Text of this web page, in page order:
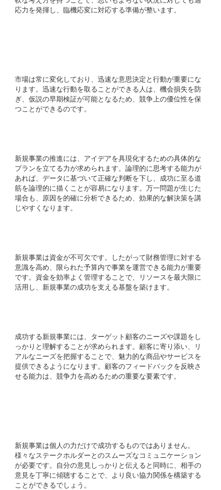
応力を発揮し、臨機応変に対応する準備が整います。
市場は常に変化しており、迅速な意思決定と行動が重要にな
ります。迅速な行動を取ることができる人は、機会損失を防
ぎ、仮説の早期検証が可能となるため、競争上の優位性を保
つことができるのです。
新規事業の推進には、アイデアを具現化するための具体的な
プランを立てる力が求められます。論理的に思考する能力が
あれば、データに基づいて正確な判断を下し、成功に至る道
筋を論理的に描くことが容易になります。万一問題が生じた
場合も、原因を的確に分析できるため、効果的な解決策を講
じやすくなります。
新規事業は資金が不可欠です。したがって財務管理に対する
意識を高め、限られた予算内で事業を運営できる能力が重要
です。資金を効率よく管理することで、リソースを最大限に
活用し、新規事業の成功を支える基盤を築けます。
成功する新規事業には、ターゲット顧客のニーズや課題をし
っかりと理解することが求められます。顧客に寄り添い、リ
アルなニーズを把握することで、魅力的な商品やサービスを
提供できるようになります。顧客のフィードバックを反映さ
せる能力は、競争力を高めるための重要な要素です。
新規事業は個人の力だけで成功するものではありません。
様々なステークホルダーとのスムーズなコミュニケーション
が必要です。自分の意見しっかりと伝えると同時に、相手の
意見を丁寧に傾聴することで、より良い協力関係を構築する
ことができるでしょう。